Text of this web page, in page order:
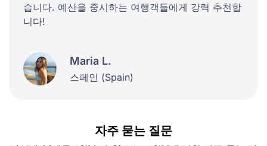
습니다. 예산을 중시하는 여행객들에게 강력 추천합
니다!
Maria L.
스페인 (Spain)
자주 묻는 질문